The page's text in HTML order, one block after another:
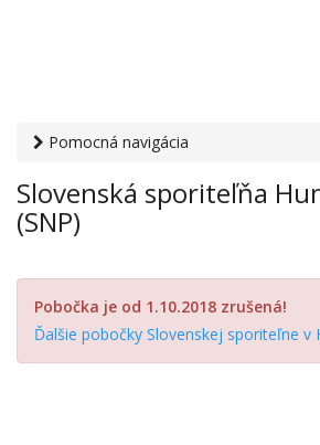
Pomocná navigácia
Slovenská sporiteľňa Humenné (SNP)
Slovenská sporiteľňa
(SNP)
Pobočka je od 1.10.2018 zrušená!
Ďalšie pobočky Slovenskej sporiteľne v